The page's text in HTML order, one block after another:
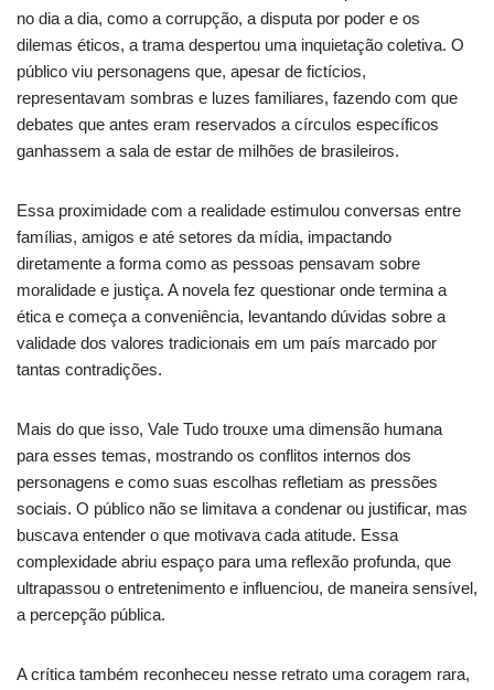
no dia a dia, como a corrupção, a disputa por poder e os
dilemas éticos, a trama despertou uma inquietação coletiva. O
público viu personagens que, apesar de fictícios,
representavam sombras e luzes familiares, fazendo com que
debates que antes eram reservados a círculos específicos
ganhassem a sala de estar de milhões de brasileiros.
Essa proximidade com a realidade estimulou conversas entre
famílias, amigos e até setores da mídia, impactando
diretamente a forma como as pessoas pensavam sobre
moralidade e justiça. A novela fez questionar onde termina a
ética e começa a conveniência, levantando dúvidas sobre a
validade dos valores tradicionais em um país marcado por
tantas contradições.
Mais do que isso, Vale Tudo trouxe uma dimensão humana
para esses temas, mostrando os conflitos internos dos
personagens e como suas escolhas refletiam as pressões
sociais. O público não se limitava a condenar ou justificar, mas
buscava entender o que motivava cada atitude. Essa
complexidade abriu espaço para uma reflexão profunda, que
ultrapassou o entretenimento e influenciou, de maneira sensível,
a percepção pública.
A crítica também reconheceu nesse retrato uma coragem rara,